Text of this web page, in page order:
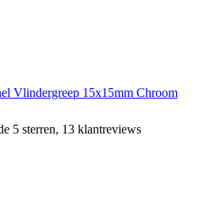
Vlindergreep 15x15mm Chroom
5 sterren, 13 klantreviews